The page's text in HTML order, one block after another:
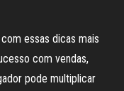
essas dicas mais
com vendas,
pode multiplicar